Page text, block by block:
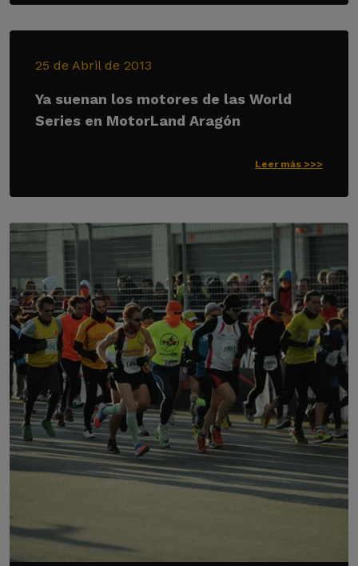
25 de Abril de 2013
Ya suenan los motores de las World
Series en MotorLand Aragón
Leer más >>>